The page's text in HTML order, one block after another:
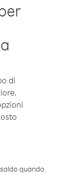
di
quando